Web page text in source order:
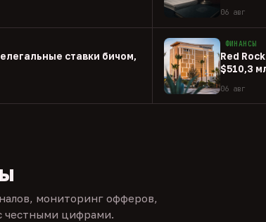
06 авг
ставки бичом,
ФИНАНСЫ
Red
$510,3
06 авг
мониторинг офферов,
честными цифрами.